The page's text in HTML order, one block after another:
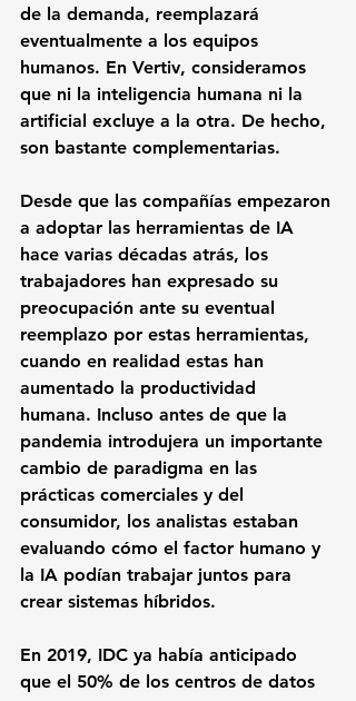
de la demanda, reemplazará
eventualmente a los equipos
humanos. En Vertiv, consideramos
que ni la inteligencia humana ni la
artificial excluye a la otra. De hecho,
son bastante complementarias.
Desde que las compañías empezaron
a adoptar las herramientas de IA
hace varias décadas atrás, los
trabajadores han expresado su
preocupación ante su eventual
reemplazo por estas herramientas,
cuando en realidad estas han
aumentado la productividad
humana. Incluso antes de que la
pandemia introdujera un importante
cambio de paradigma en las
prácticas comerciales y del
consumidor, los analistas estaban
evaluando cómo el factor humano y
la IA podían trabajar juntos para
crear sistemas híbridos.
En 2019, IDC ya había anticipado
que el 50% de los centros de datos